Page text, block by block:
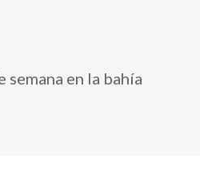
en la bahía